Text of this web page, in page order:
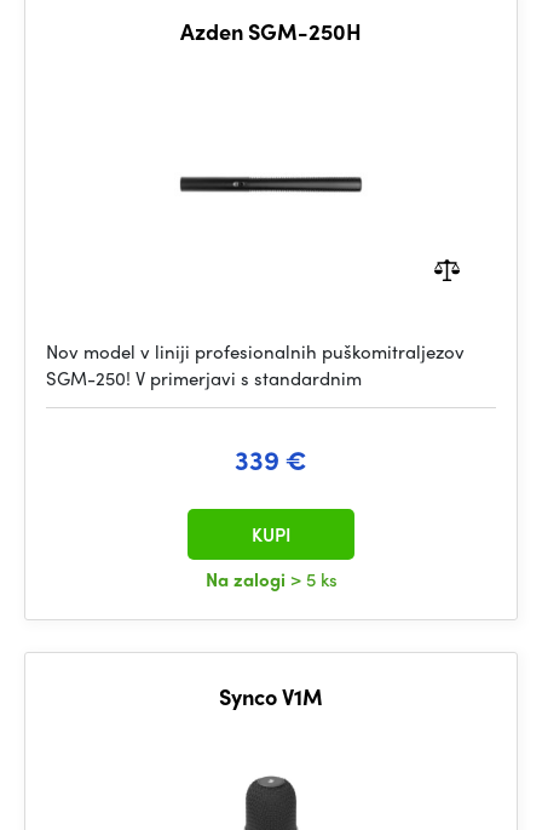
Azden SGM-250H
Nov model v liniji profesionalnih puškomitraljezov
SGM-250! V primerjavi s standardnim
339 €
Na zalogi > 5 ks
KUPI
Synco V1M